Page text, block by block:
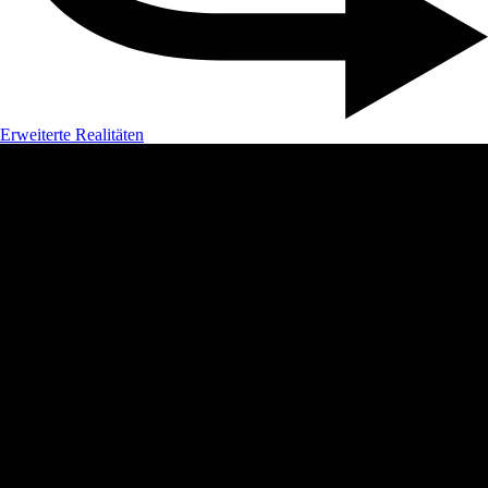
Erweiterte Realitäten